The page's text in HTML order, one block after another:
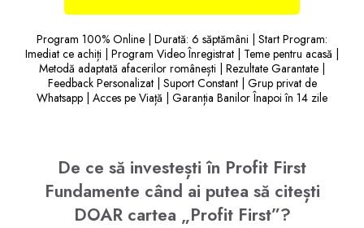
Program 100% Online | Durată: 6 săptămâni | Start Program:
Imediat ce achiți | Program Video Înregistrat | Teme pentru acasă |
Metodă adaptată afacerilor românești | Rezultate Garantate |
Feedback Personalizat | Suport Constant | Grup privat de
Whatsapp | Acces pe Viață | Garanția Banilor Înapoi în 14 zile
De ce să investești în Profit First
Fundamente când ai putea să citești
DOAR cartea „Profit First”?